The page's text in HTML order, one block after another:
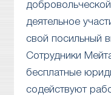
деятельное
свой посильный
Сотрудники
бесплатные
содействуют